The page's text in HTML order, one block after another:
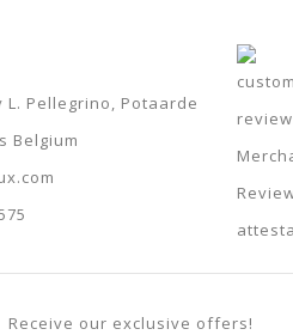
L. Pellegrino, Potaarde
Belgium
Receive our exclusive offers!